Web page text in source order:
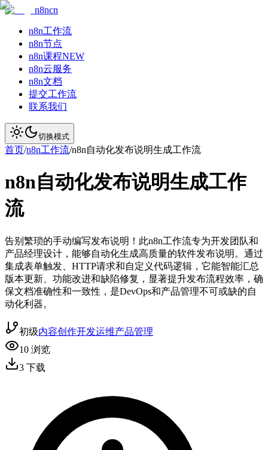
n8ncn
n8n工作流
n8n节点
n8n课程NEW
n8n云服务
n8n文档
提交工作流
联系我们
切换模式
首页/n8n工作流/n8n自动化发布说明生成工作流
n8n自动化发布说明生成工作
流
告别繁琐的手动编写发布说明！此n8n工作流专为开发团队和
产品经理设计，能够自动化生成高质量的软件发布说明。通过
集成表单触发、HTTP请求和自定义代码逻辑，它能智能汇总
版本更新、功能改进和缺陷修复，显著提升发布流程效率，确
保文档准确性和一致性，是DevOps和产品管理不可或缺的自
动化利器。
初级内容创作开发运维产品管理
10 浏览
3 下载